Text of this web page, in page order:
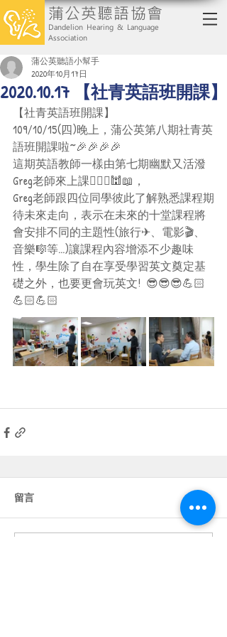
蒲公英聽語協會
Dandelion Hearing & Language
Association
2020.10.17 【社青英語班開課】
蒲公英聽語小幫手
2020年10月17日
【社青英語班開課】
109/10/15(四)晚上，蒲公英第八期社青英
語班開課啦~🎉🎉🎉🎉
這期英語教師一樣由第七期幽默又活潑
Greg老師來上課👱🏻‍♂️🕍📖，
Greg老師跟四位同學彼此了解熟悉課程期
待未來走向，表示在未來的十堂課程將
會安排不同的主題性(旅行✈、電影🎬、
音樂🎼等...)讓課程內容增添不少趣味
性，學生除了自在享受學習英文奠定基
礎之外，也要更會玩英文!  😎😎😎💪🏻
💪🏻💪🏻
留言